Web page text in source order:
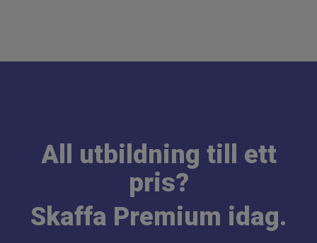
All utbildning till ett
pris?
Skaffa Premium idag.